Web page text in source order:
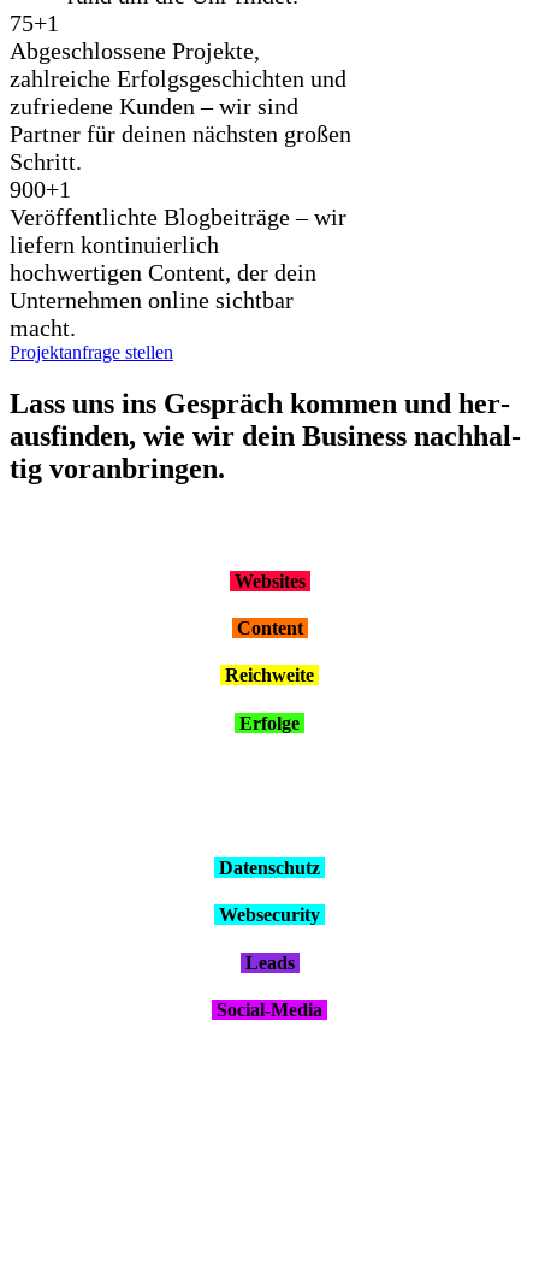
75+1
Abgeschlossene Projekte,
zahlreiche Erfolgsgeschichten und
zufriedene Kunden – wir sind
Partner für deinen nächsten großen
Schritt.
900+1
Veröffentlichte Blogbeiträge – wir
liefern kontinuierlich
hochwertigen Content, der dein
Unternehmen online sichtbar
macht.
Projektanfrage stellen
Lass uns ins Gespräch kom­men und her­
aus­fin­den, wie wir dein Busi­ness nach­hal­
tig vor­an­brin­gen.
Web­sites
Con­tent
Reich­wei­te
Erfol­ge
Daten­schutz
Web­se­cu­ri­ty
Leads
Social-Media